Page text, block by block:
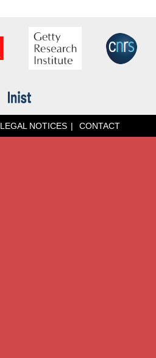
LEGAL NOTICES CONTACT